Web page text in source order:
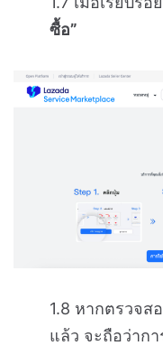
ซื้อ”
1.8 หากตรวจส
แล้ว จะถือว่าก